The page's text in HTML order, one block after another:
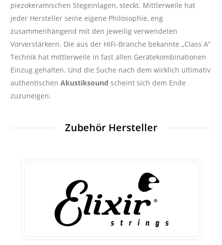
piezokeramischen Stegeinlagen, steckt. Mittlerweile hat
jeder Hersteller seine eigene Philosophie, eng
zusammenhängend mit den jeweilig verwendeten
Vorverstärkern. Die aus der HiFi-Branche bekannte „Class A“
Technik hat mittlerweile in fast allen Gerätekombinationen
Einzug gehalten. Und die Suche nach dem wirklich ultimativ
authentischen Akustiksound scheint sich dem Ende
zuzuneigen.
Zubehör Hersteller